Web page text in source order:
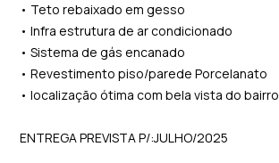
• Teto rebaixado em gesso
• Infra estrutura de ar condicionado
• Sistema de gás encanado
• Revestimento piso/parede Porcelanato
• localização ótima com bela vista do bairro
ENTREGA PREVISTA P/:JULHO/2025